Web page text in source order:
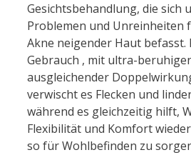
Gesichtsbehandlung, die sich
Problemen und Unreinheiten
Akne neigender Haut befasst.
Gebrauch , mit ultra-
ausgleichender
verwischt es Flecken und
während es gleichzeitig hilft,
Flexibilität und Komfort
so für Wohlbefinden zu